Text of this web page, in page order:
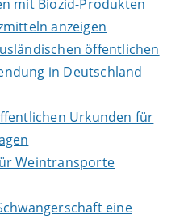
mit Biozid-Produkten
anzeigen
öffentlichen
in Deutschland
Urkunden für
Weintransporte
eine